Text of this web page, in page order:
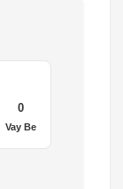
0
Vay Be